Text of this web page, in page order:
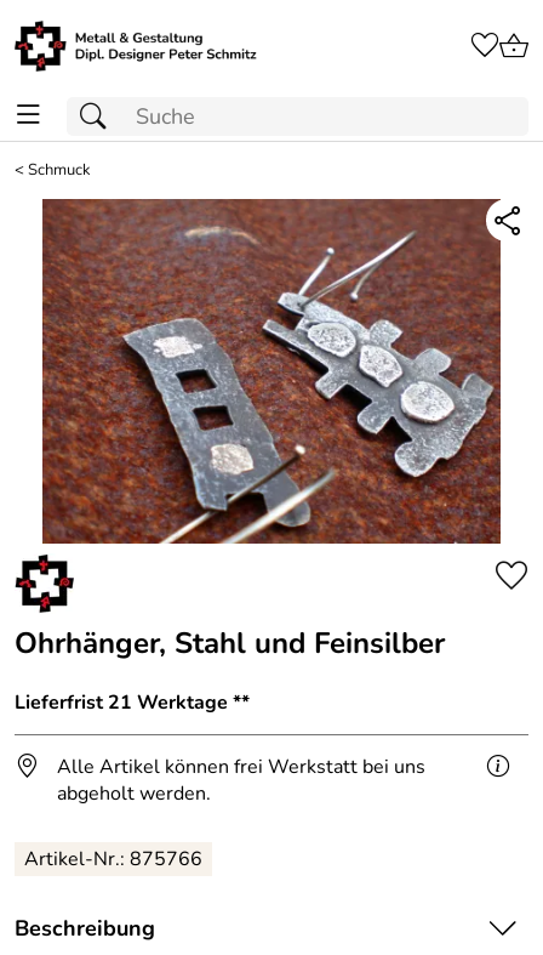
<Schmuck
Ohrhänger, Stahl und Feinsilber
Lieferfrist 21 Werktage **
Alle Artikel können frei Werkstatt bei uns
abgeholt werden.
Artikel-Nr.: 875766
Beschreibung